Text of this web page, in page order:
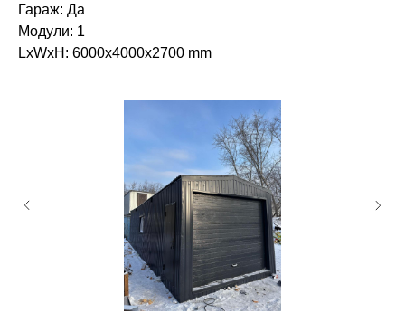
Гараж: Да
Модули: 1
LxWxH: 6000x4000x2700 mm